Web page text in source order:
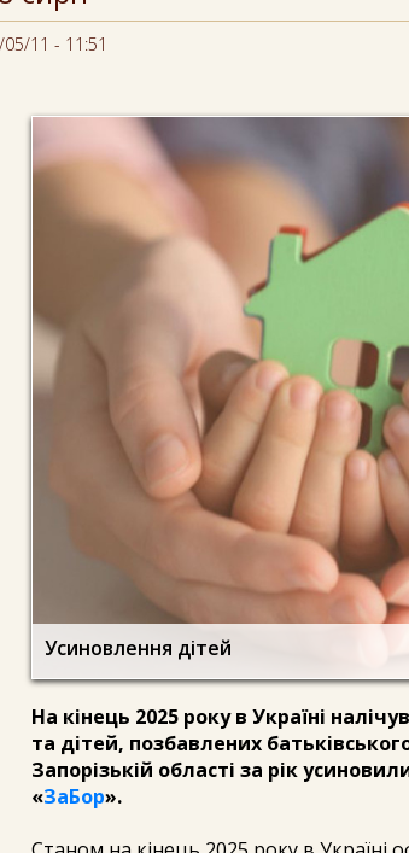
11 - 11:51
Усиновлення дітей
На кінець 2025 року в Україні
та дітей, позбавлених
Запорізькій області за рік
«ЗаБор».